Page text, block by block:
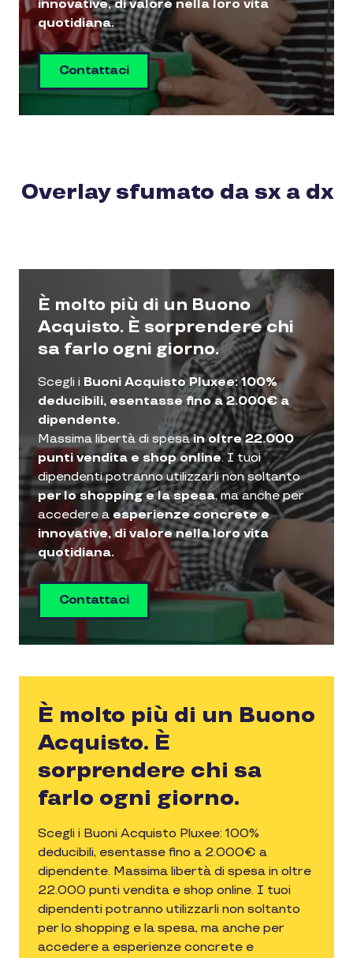
innovative, di valore nella loro vita
quotidiana.
Contattaci
Overlay sfumato da sx a dx
È molto più di un Buono
Acquisto. È sorprendere chi
sa farlo ogni giorno.
Scegli i Buoni Acquisto Pluxee: 100%
deducibili, esentasse fino a 2.000€ a
dipendente.
Massima libertà di spesain oltre 22.000
punti vendita e shop online. I tuoi
dipendenti potranno utilizzarli non soltanto
per lo shopping e la spesa, ma anche per
accedere a esperienze concrete e
innovative, di valore nella loro vita
quotidiana.
Contattaci
È molto più di un Buono
Acquisto. È
sorprendere chi sa
farlo ogni giorno.
Scegli i Buoni Acquisto Pluxee: 100%
deducibili, esentasse fino a 2.000€ a
dipendente. Massima libertà di spesa in oltre
22.000 punti vendita e shop online. I tuoi
dipendenti potranno utilizzarli non soltanto
per lo shopping e la spesa, ma anche per
accedere a esperienze concrete e